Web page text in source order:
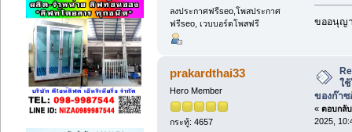
ลงประกาศฟรีseo,โพสประกาศ
ฟรีseo, เวบบอร์ดโพสฟรี
ขออนุญ
prakardthai33
Hero Member
กระทู้: 4657
ใ
ของก๊าซ
« ตอบกลั
2025,